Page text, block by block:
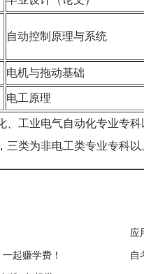
自动控制原理与系统
电机与拖动基础
电工原理
工业电气自动化专业专科
类为非电工类专业专科以
应
起赚学费！ 自